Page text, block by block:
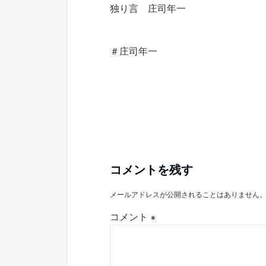
独り言 庄司年一
＃庄司年一
コメントを残す
メールアドレスが公開されることはありません。
コメント ※